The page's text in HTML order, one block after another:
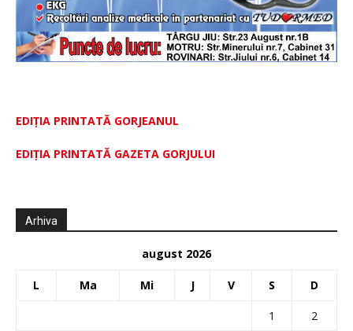
EDIȚIA PRINTATĂ GORJEANUL
EDIŢIA PRINTATĂ GAZETA GORJULUI
Arhiva
august 2026
L Ma Mi J V S D
1 2